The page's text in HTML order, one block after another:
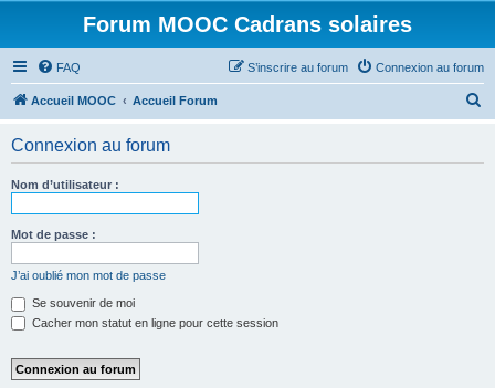
Forum MOOC Cadrans solaires
FAQ Connexion au forum
S’inscrire au forum
Accueil MOOC Accueil Forum
Connexion au forum
Nom d’utilisateur :
Mot de passe :
J’ai oublié mon mot de passe
Se souvenir de moi
Cacher mon statut en ligne pour cette session